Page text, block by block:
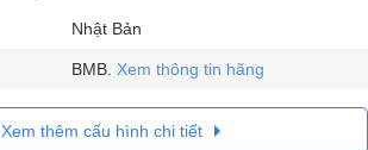
Nhật Bản
BMB. Xem thông tin hãng
Xem thêm cấu hình chi tiết